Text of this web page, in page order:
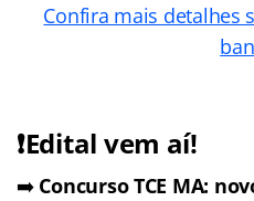
Confira mais detalhes
❗Edital vem aí!
➡️ Concurso TCE MA: